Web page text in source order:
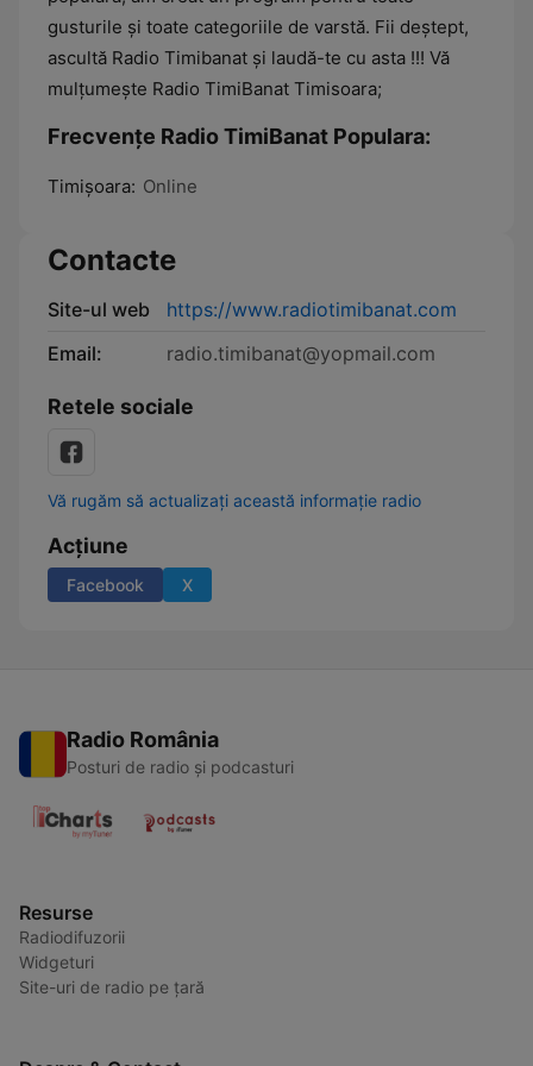
gusturile și toate categoriile de varstă. Fii deştept,
ascultă Radio Timibanat şi laudă-te cu asta !!! Vă
mulţumeşte Radio TimiBanat Timisoara;
Frecvențe Radio TimiBanat Populara:
Timişoara: Online
Contacte
Site-ul web
https://www.radiotimibanat.com
Email:
radio.timibanat@yopmail.com
Retele sociale
Vă rugăm să actualizați această informație radio
Acțiune
Facebook X
Radio România
Posturi de radio și podcasturi
Resurse
Radiodifuzorii
Widgeturi
Site-uri de radio pe țară